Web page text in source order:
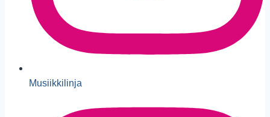
Musiikkilinja